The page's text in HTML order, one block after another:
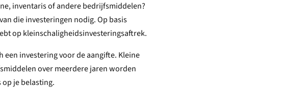
inventaris of andere bedrijfsmiddelen?
die investeringen nodig. Op basis
op kleinschaligheidsinvesteringsaftrek.
een investering voor de aangifte. Kleine
over meerdere jaren worden
je belasting.